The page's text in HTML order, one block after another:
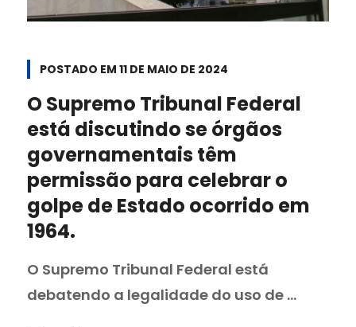
POSTADO EM 11 DE MAIO DE 2024
O Supremo Tribunal Federal
está discutindo se órgãos
governamentais têm
permissão para celebrar o
golpe de Estado ocorrido em
1964.
O Supremo Tribunal Federal está
debatendo a legalidade do uso de ...